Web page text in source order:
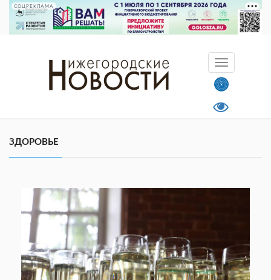
СОЦРЕКЛАМА
ЗДОРОВЬЕ